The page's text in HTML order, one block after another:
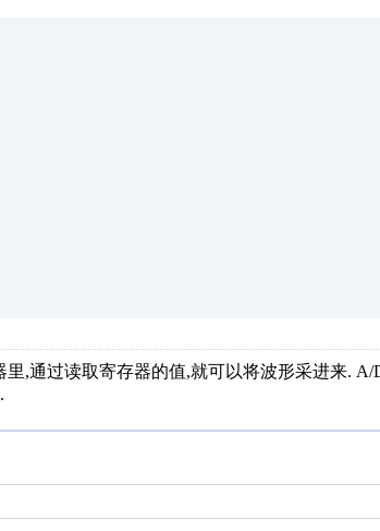
,通过读取寄存器的值,就可以将波形采进来. A/